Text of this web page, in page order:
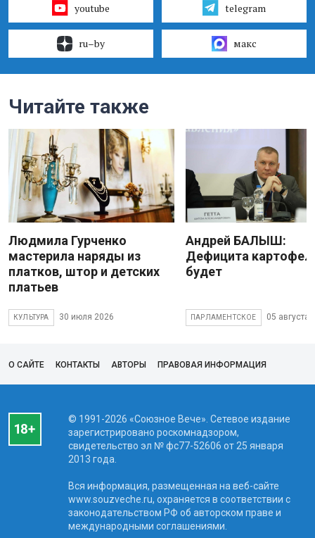
youtube telegram
ru–by макс
Читайте также
Людмила Гурченко
мастерила наряды из
платков, штор и детских
платьев
КУЛЬТУРА 30 июля 2026
Андрей БАЛЫШ:
Дефицита
будет
ПАРЛАМЕНТСКОЕ 05 августа
О САЙТЕ КОНТАКТЫ АВТОРЫ ПРАВОВАЯ ИНФОРМАЦИЯ
© 1991-2026 «Союзное Вече». Сетевое издание
зарегистрировано роскомнадзором,
свидетельство эл № фc77-52606 от 25 января
2013 года.
Вся информация, размещенная на веб-сайте
www.souzveche.ru, охраняется в соответствии с
законодательством РФ об авторском праве и
международными соглашениями.